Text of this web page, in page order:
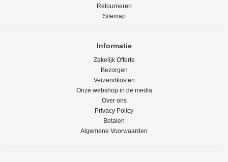
Retourneren
Sitemap
Informatie
Zakelijk Offerte
Bezorgen
Verzendkosten
Onze webshop in de media
Over ons
Privacy Policy
Betalen
Algemene Voorwaarden